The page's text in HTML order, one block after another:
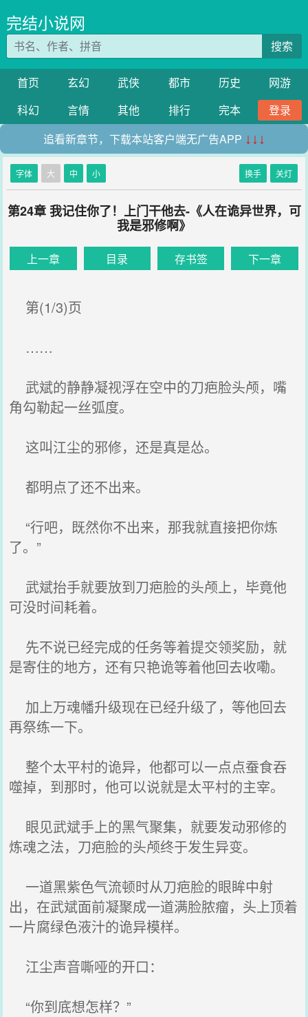
完结小说网
搜索
首页 玄幻 武侠 都市 历史
网游
科幻
言情 其他 排行 完本
登录
追看新章节，下载本站客户端无广告APP ↓↓↓
字体 大 中 小 换手 关灯
第24章 我记住你了！上门干他去-《人在诡异世界，可
我是邪修啊》
上一章 目录 存书签 下一章
第(1/3)页
……
武斌的静静凝视浮在空中的刀疤脸头颅，嘴
角勾勒起一丝弧度。
这叫江尘的邪修，还是真是怂。
都明点了还不出来。
“行吧，既然你不出来，那我就直接把你炼
了。”
武斌抬手就要放到刀疤脸的头颅上，毕竟他
可没时间耗着。
先不说已经完成的任务等着提交领奖励，就
是寄住的地方，还有只艳诡等着他回去收嘞。
加上万魂幡升级现在已经升级了，等他回去
再祭练一下。
整个太平村的诡异，他都可以一点点蚕食吞
噬掉，到那时，他可以说就是太平村的主宰。
眼见武斌手上的黑气聚集，就要发动邪修的
炼魂之法，刀疤脸的头颅终于发生异变。
一道黑紫色气流顿时从刀疤脸的眼眸中射
出，在武斌面前凝聚成一道满脸脓瘤，头上顶着
一片腐绿色液汁的诡异模样。
江尘声音嘶哑的开口：
“你到底想怎样？”